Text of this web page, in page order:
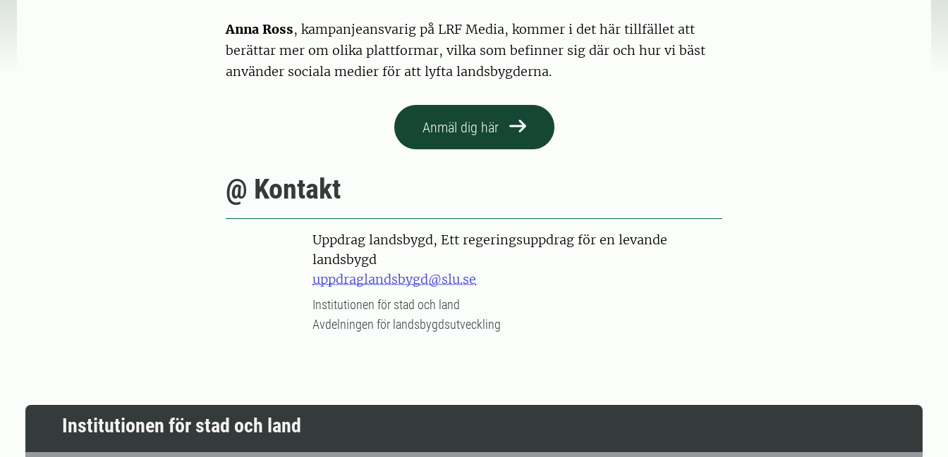
Anna Ross, kampanjeansvarig på LRF Media, kommer i det här tillfället att
berättar mer om olika plattformar, vilka som befinner sig där och hur vi bäst
använder sociala medier för att lyfta landsbygderna.
Anmäl dig här
@ Kontakt
Uppdrag landsbygd, Ett regeringsuppdrag för en levande
landsbygd
uppdraglandsbygd@slu.se
Institutionen för stad och land
Avdelningen för landsbygdsutveckling
Institutionen för stad och land